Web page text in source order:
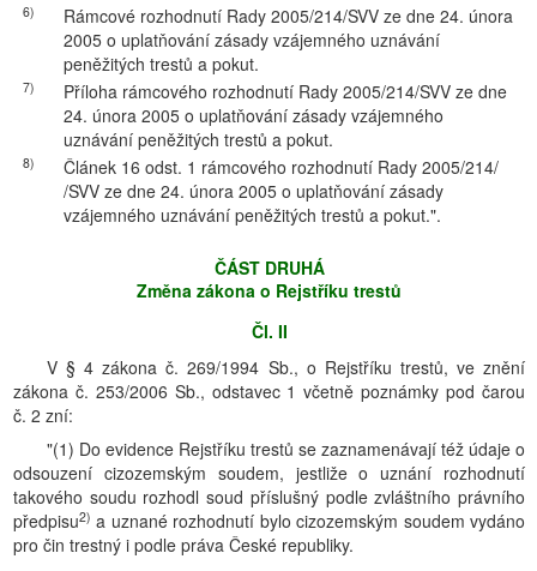
6)
Rámcové rozhodnutí Rady 2005/214/SVV ze dne 24. února
2005 o uplatňování zásady vzájemného uznávání
peněžitých trestů a pokut.
7)
Příloha rámcového rozhodnutí Rady 2005/214/SVV ze dne
24. února 2005 o uplatňování zásady vzájemného
uznávání peněžitých trestů a pokut.
8)
Článek 16 odst. 1 rámcového rozhodnutí Rady 2005/214/
/SVV ze dne 24. února 2005 o uplatňování zásady
vzájemného uznávání peněžitých trestů a pokut.".
ČÁST DRUHÁ
Změna zákona o Rejstříku trestů
Čl. II
V § 4 zákona č. 269/1994 Sb., o Rejstříku trestů, ve znění
zákona č. 253/2006 Sb., odstavec 1 včetně poznámky pod čarou
č. 2 zní:
"(1) Do evidence Rejstříku trestů se zaznamenávají též údaje o
odsouzení cizozemským soudem, jestliže o uznání rozhodnutí
takového soudu rozhodl soud příslušný podle zvláštního právního
předpisu2) a uznané rozhodnutí bylo cizozemským soudem vydáno
pro čin trestný i podle práva České republiky.